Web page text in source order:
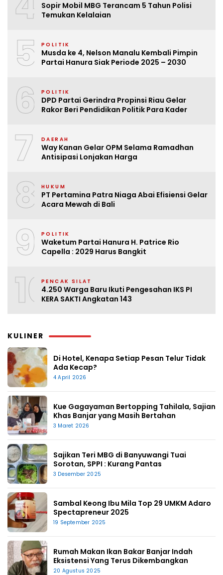
Sopir Mobil MBG Terancam 5 Tahun Polisi
Temukan Kelalaian
5 POLITIK
Musda ke 4, Nelson Manalu Kembali Pimpin
Partai Hanura Siak Periode 2025 – 2030
6 POLITIK
DPD Partai Gerindra Propinsi Riau Gelar
Rakor Beri Pendidikan Politik Para Kader
7 DAERAH
Way Kanan Gelar OPM Selama Ramadhan
Antisipasi Lonjakan Harga
8 HUKUM
PT Pertamina Patra Niaga Abai Efisiensi Gelar
Acara Mewah di Bali
9 POLITIK
Waketum Partai Hanura H. Patrice Rio
Capella : 2029 Harus Bangkit
10PENCAK SILAT
4.250 Warga Baru Ikuti Pengesahan IKS PI
KERA SAKTI Angkatan 143
KULINER
Di Hotel, Kenapa Setiap Pesan Telur Tidak
Ada Kecap?
4 April 2026
Kue Gagayaman Bertopping Tahilala, Sajian
Khas Banjar yang Masih Bertahan
3 Maret 2026
Sajikan Teri MBG di Banyuwangi Tuai
Sorotan, SPPI : Kurang Pantas
3 Desember 2025
Sambal Keong Ibu Mila Top 29 UMKM Adaro
Spectapreneur 2025
19 September 2025
Rumah Makan Ikan Bakar Banjar Indah
Eksistensi Yang Terus Dikembangkan
20 Agustus 2025